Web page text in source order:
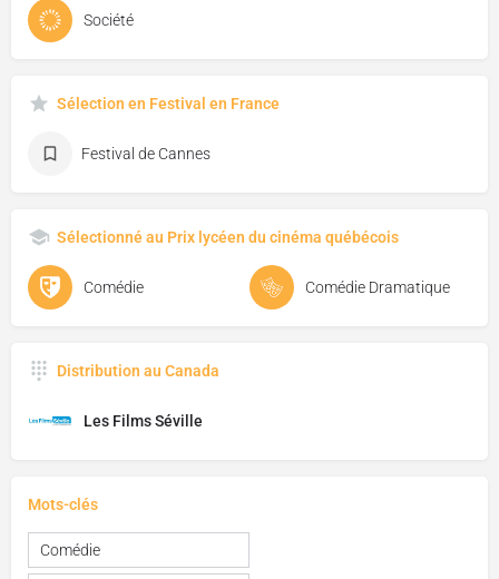
Société
Sélection en Festival en France
Festival de Cannes
Sélectionné au Prix lycéen du cinéma québécois
Comédie Comédie Dramatique
Distribution au Canada
Les Films Séville
Mots-clés
Comédie